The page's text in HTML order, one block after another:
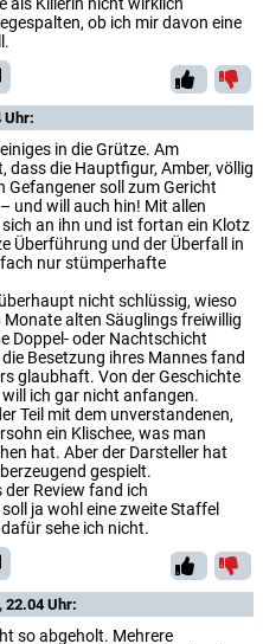
als Killerin nicht wirklich
ob ich mir davon eine
Uhr:
in die Grütze. Am
dass die Hauptfigur, Amber, völlig
Gefangener soll zum Gericht
und will auch hin! Mit allen
an ihn und ist fortan ein Klotz
Überführung und der Überfall in
nur stümperhafte
nicht schlüssig, wieso
Monate alten Säuglings freiwillig
Doppel- oder Nachtschicht
Besetzung ihres Mannes fand
glaubhaft. Von der Geschichte
ich gar nicht anfangen.
Teil mit dem unverstandenen,
ein Klischee, was man
hat. Aber der Darsteller hat
gespielt.
der Review fand ich
ja wohl eine zweite Staffel
sehe ich nicht.
22.04 Uhr:
so abgeholt. Mehrere